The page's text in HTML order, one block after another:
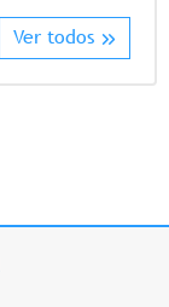
Ver todos